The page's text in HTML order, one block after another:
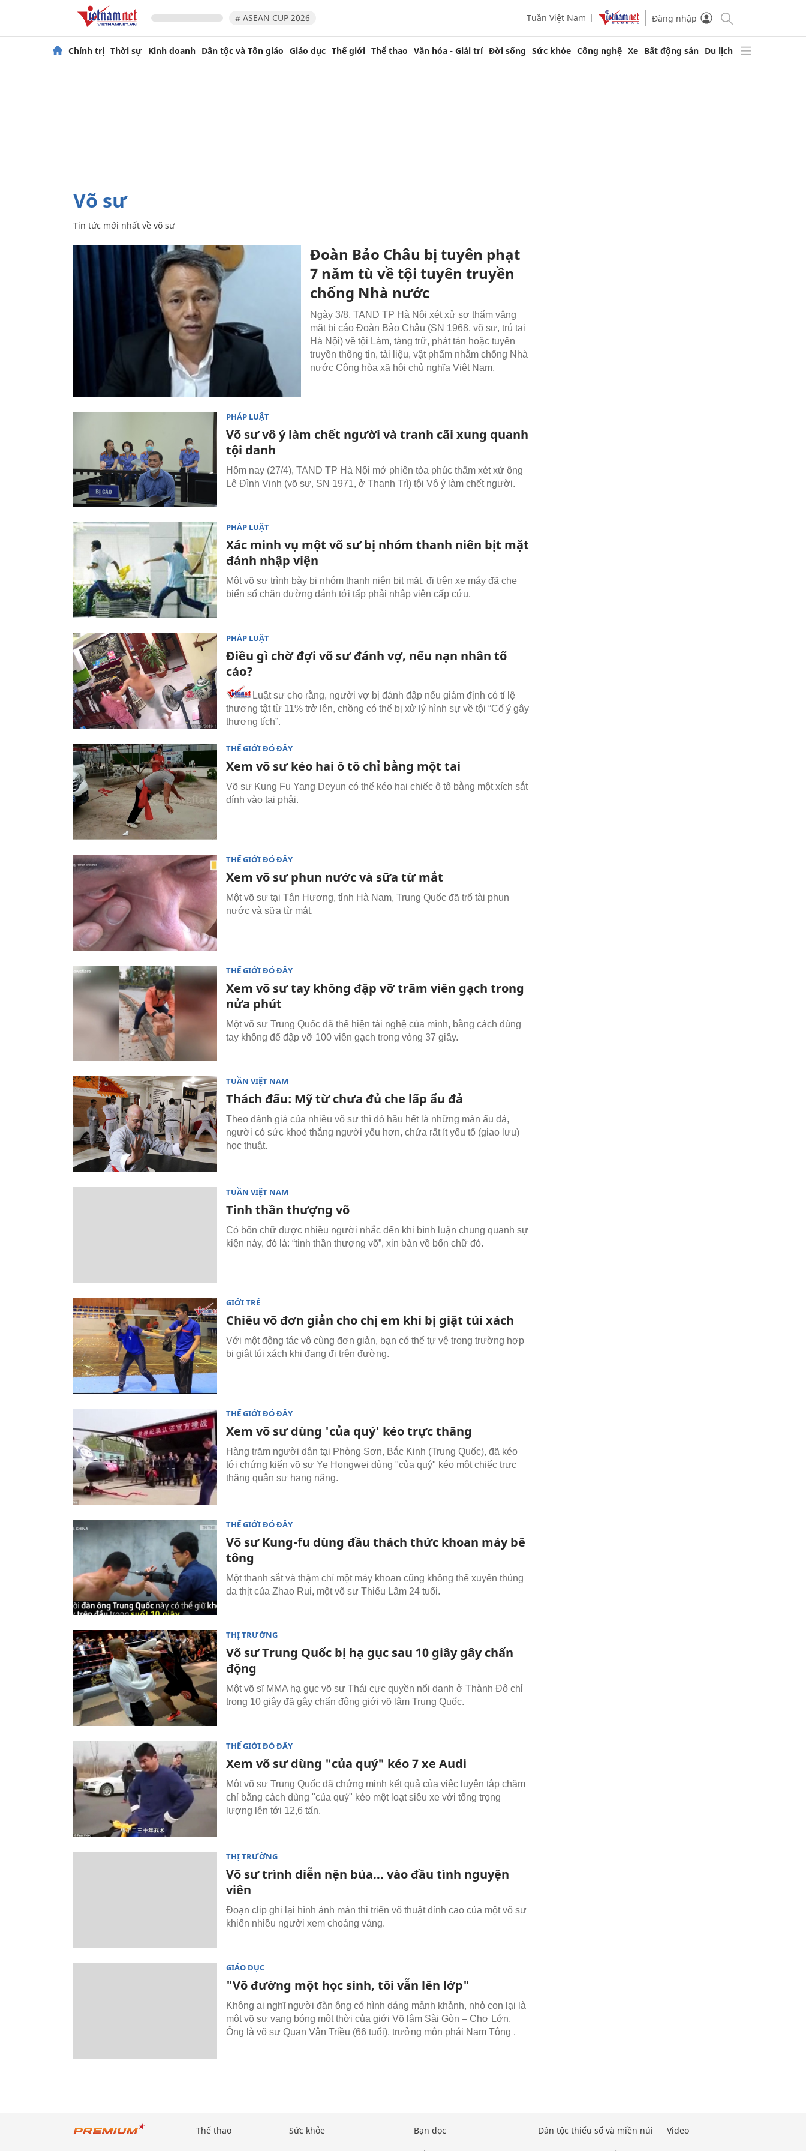
# ASEAN CUP 2026 Tuần Việt Nam Đăng nhập
Chính trị Thời sự Kinh doanh Dân tộc và Tôn giáo Giáo dục Thế giới Thể thao Văn hóa - Giải trí Đời sống Sức khỏe Công nghệ Xe Bất động sản Du lịch
võ sư
Tin tức mới nhất về võ sư
Đoàn Bảo Châu bị tuyên phạt
7 năm tù về tội tuyên truyền
chống Nhà nước
Ngày 3/8, TAND TP Hà Nội xét xử sơ thẩm vắng
mặt bị cáo Đoàn Bảo Châu (SN 1968, võ sư, trú tại
Hà Nội) về tội Làm, tàng trữ, phát tán hoặc tuyên
truyền thông tin, tài liệu, vật phẩm nhằm chống Nhà
nước Cộng hòa xã hội chủ nghĩa Việt Nam.
PHÁP LUẬT
Võ sư vô ý làm chết người và tranh cãi xung quanh
tội danh
Hôm nay (27/4), TAND TP Hà Nội mở phiên tòa phúc thẩm xét xử ông
Lê Đình Vinh (võ sư, SN 1971, ở Thanh Trì) tội Vô ý làm chết người.
PHÁP LUẬT
Xác minh vụ một võ sư bị nhóm thanh niên bịt mặt
đánh nhập viện
Một võ sư trình bày bị nhóm thanh niên bịt mặt, đi trên xe máy đã che
biển số chặn đường đánh tới tấp phải nhập viện cấp cứu.
PHÁP LUẬT
Điều gì chờ đợi võ sư đánh vợ, nếu nạn nhân tố
cáo?
Luật sư cho rằng, người vợ bị đánh đập nếu giám định có tỉ lệ
thương tật từ 11% trở lên, chồng có thể bị xử lý hình sự về tội “Cố ý gây
thương tích”.
THẾ GIỚI ĐÓ ĐÂY
Xem võ sư kéo hai ô tô chỉ bằng một tai
Võ sư Kung Fu Yang Deyun có thể kéo hai chiếc ô tô bằng một xích sắt
dính vào tai phải.
THẾ GIỚI ĐÓ ĐÂY
Xem võ sư phun nước và sữa từ mắt
Một võ sư tại Tân Hương, tỉnh Hà Nam, Trung Quốc đã trổ tài phun
nước và sữa từ mắt.
THẾ GIỚI ĐÓ ĐÂY
Xem võ sư tay không đập vỡ trăm viên gạch trong
nửa phút
Một võ sư Trung Quốc đã thể hiện tài nghệ của mình, bằng cách dùng
tay không để đập vỡ 100 viên gạch trong vòng 37 giây.
TUẦN VIỆT NAM
Thách đấu: Mỹ từ chưa đủ che lấp ẩu đả
Theo đánh giá của nhiều võ sư thì đó hầu hết là những màn ẩu đả,
người có sức khoẻ thắng người yếu hơn, chứa rất ít yếu tố (giao lưu)
học thuật.
TUẦN VIỆT NAM
Tinh thần thượng võ
Có bốn chữ được nhiều người nhắc đến khi bình luận chung quanh sự
kiện này, đó là: “tinh thần thượng võ”, xin bàn về bốn chữ đó.
GIỚI TRẺ
Chiêu võ đơn giản cho chị em khi bị giật túi xách
Với một động tác vô cùng đơn giản, bạn có thể tự vệ trong trường hợp
bị giật túi xách khi đang đi trên đường.
THẾ GIỚI ĐÓ ĐÂY
Xem võ sư dùng 'của quý' kéo trực thăng
Hàng trăm người dân tại Phòng Sơn, Bắc Kinh (Trung Quốc), đã kéo
tới chứng kiến võ sư Ye Hongwei dùng "của quý" kéo một chiếc trực
thăng quân sự hạng nặng.
THẾ GIỚI ĐÓ ĐÂY
Võ sư Kung-fu dùng đầu thách thức khoan máy bê
tông
Một thanh sắt và thậm chí một máy khoan cũng không thể xuyên thủng
da thịt của Zhao Rui, một võ sư Thiếu Lâm 24 tuổi.
THỊ TRƯỜNG
Võ sư Trung Quốc bị hạ gục sau 10 giây gây chấn
động
Một võ sĩ MMA hạ gục võ sư Thái cực quyền nổi danh ở Thành Đô chỉ
trong 10 giây đã gây chấn động giới võ lâm Trung Quốc.
THẾ GIỚI ĐÓ ĐÂY
Xem võ sư dùng "của quý" kéo 7 xe Audi
Một võ sư Trung Quốc đã chứng minh kết quả của việc luyện tập chăm
chỉ bằng cách dùng "của quý" kéo một loạt siêu xe với tổng trọng
lượng lên tới 12,6 tấn.
THỊ TRƯỜNG
Võ sư trình diễn nện búa... vào đầu tình nguyện
viên
Đoạn clip ghi lại hình ảnh màn thi triển võ thuật đỉnh cao của một võ sư
khiến nhiều người xem choáng váng.
GIÁO DỤC
"Võ đường một học sinh, tôi vẫn lên lớp"
Không ai nghĩ người đàn ông có hình dáng mảnh khảnh, nhỏ con lại là
một võ sư vang bóng một thời của giới Võ lâm Sài Gòn – Chợ Lớn.
Ông là võ sư Quan Vân Triều (66 tuổi), trưởng môn phái Nam Tông .
Thể thao Sức khỏe Bạn đọc Dân tộc thiểu số và miền núi Video